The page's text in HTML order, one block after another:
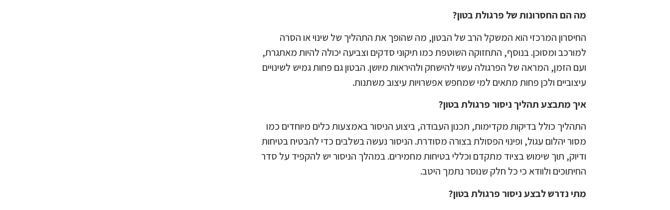
מה הם החסרונות של פרגולת בטון?
החיסרון המרכזי הוא המשקל הרב של הבטון, מה שהופך את התהליך של שינוי או הסרה
למורכב ומסוכן. בנוסף, התחזוקה השוטפת כמו תיקוני סדקים וצביעה יכולה להיות מאתגרת,
ועם הזמן, המראה של הפרגולה עשוי להישחק ולהיראות מיושן. הבטון גם פחות גמיש לשינויים
עיצוביים ולכן פחות מתאים למי שמחפש אפשרויות עיצוב משתנות.
איך מתבצע תהליך ניסור פרגולת בטון?
התהליך כולל בדיקות מקדימות, תכנון העבודה, ביצוע הניסור באמצעות כלים מיוחדים כמו
מסור יהלום עגול, ופינוי הפסולת בצורה מסודרת. הניסור נעשה בשלבים כדי להבטיח בטיחות
ודיוק, תוך שימוש בציוד מתקדם וכללי בטיחות מחמירים. במהלך הניסור יש להקפיד על סדר
החיתוכים ולוודא כי כל חלק שנוסר נתמך היטב.
מתי נדרש לבצע ניסור פרגולת בטון?